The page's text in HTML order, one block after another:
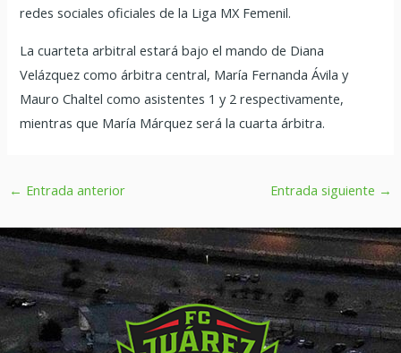
redes sociales oficiales de la Liga MX Femenil.
La cuarteta arbitral estará bajo el mando de Diana
Velázquez como árbitra central, María Fernanda Ávila y
Mauro Chaltel como asistentes 1 y 2 respectivamente,
mientras que María Márquez será la cuarta árbitra.
← Entrada anterior Entrada siguiente →